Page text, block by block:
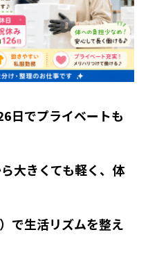
日でプライベートも
大きくても軽く、体
で生活リズムを整え